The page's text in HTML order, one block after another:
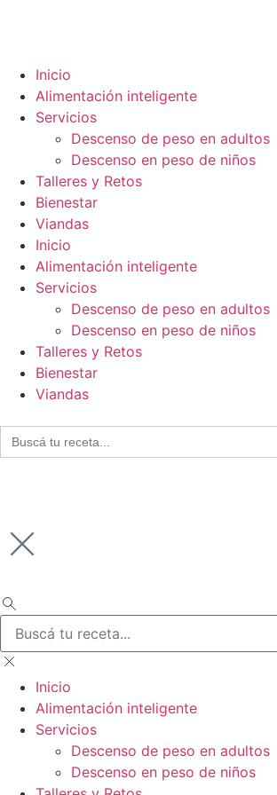
Inicio
Alimentación inteligente
Servicios
Descenso de peso en adultos
Descenso en peso de niños
Talleres y Retos
Bienestar
Viandas
Inicio
Alimentación inteligente
Servicios
Descenso de peso en adultos
Descenso en peso de niños
Talleres y Retos
Bienestar
Viandas
Buscar:
Inicio
Alimentación inteligente
Servicios
Descenso de peso en adultos
Descenso en peso de niños